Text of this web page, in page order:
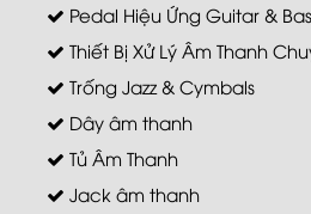
Pedal Hiệu Ứng Guitar &
Thiết Bị Xử Lý Âm Thanh
Trống Jazz & Cymbals
Dây âm thanh
Tủ Âm Thanh
Jack âm thanh